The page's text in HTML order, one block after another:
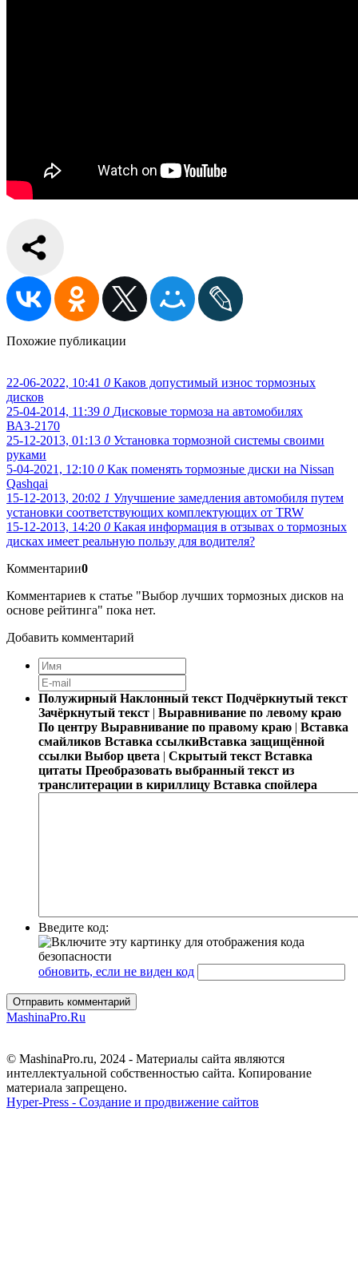
Похожие публикации
22-06-2022, 10:41 0 Каков допустимый износ тормозных
дисков
25-04-2014, 11:39 0 Дисковые тормоза на автомобилях
ВАЗ-2170
25-12-2013, 01:13 0 Установка тормозной системы своими
руками
5-04-2021, 12:10 0 Как поменять тормозные диски на Nissan
Qashqai
15-12-2013, 20:02 1 Улучшение замедления автомобиля путем
установки соответствующих комплектующих от TRW
15-12-2013, 14:20 0 Какая информация в отзывах о тормозных
дисках имеет реальную пользу для водителя?
Комментарии0
Комментариев к статье "Выбор лучших тормозных дисков на
основе рейтинга" пока нет.
Добавить комментарий
Полужирный Наклонный текст Подчёркнутый текст
Зачёркнутый текст
Выравнивание по левому краю
По центру Выравнивание по правому краю
Вставка
смайликов Вставка ссылкиВставка защищённой
ссылки Выбор цвета Скрытый текст Вставка
цитаты Преобразовать выбранный текст из
транслитерации в кириллицу Вставка спойлера
Введите код:
обновить, если не виден код
Отправить комментарий
MashinaPro.Ru
© MashinaPro.ru, 2024 - Материалы сайта являются
интеллектуальной собственностью сайта. Копирование
материала запрещено.
Hyper-Press - Создание и продвижение сайтов